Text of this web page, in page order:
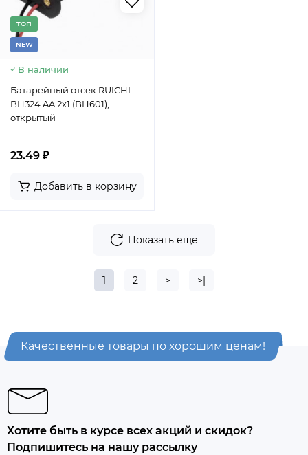
TОП
NEW
В наличии
Батарейный отсек RUICHI
BH324 AA 2x1 (BH601),
открытый
23.49 ₽
Добавить в корзину
Показать еще
1 2 > >|
Качественные товары по хорошим ценам!
Хотите быть в курсе всех акций и скидок?
Подпишитесь на нашу рассылку